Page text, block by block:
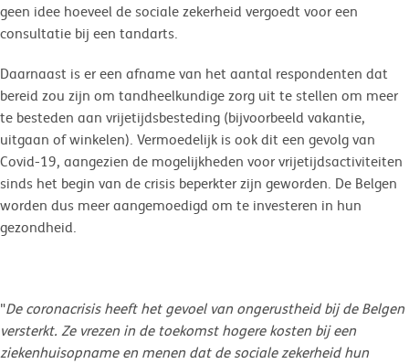
geen idee hoeveel de sociale zekerheid vergoedt voor een
consultatie bij een tandarts.
Daarnaast is er een afname van het aantal respondenten dat
bereid zou zijn om tandheelkundige zorg uit te stellen om meer
te besteden aan vrijetijdsbesteding (bijvoorbeeld vakantie,
uitgaan of winkelen). Vermoedelijk is ook dit een gevolg van
Covid-19, aangezien de mogelijkheden voor vrijetijdsactiviteiten
sinds het begin van de crisis beperkter zijn geworden. De Belgen
worden dus meer aangemoedigd om te investeren in hun
gezondheid.
"De coronacrisis heeft het gevoel van ongerustheid bij de Belgen
versterkt. Ze vrezen in de toekomst hogere kosten bij een
ziekenhuisopname en menen dat de sociale zekerheid hun